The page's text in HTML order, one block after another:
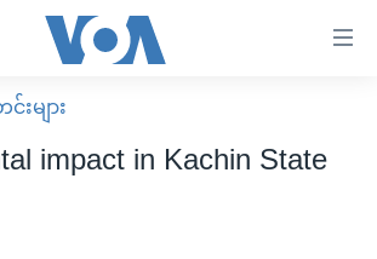
များ
impact in Kachin State